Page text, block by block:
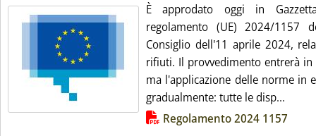
È approdato oggi in
regolamento (UE) 2024/1157
Consiglio dell'11 aprile 2024,
rifiuti. Il provvedimento entrerà
ma l'applicazione delle norme in
gradualmente: tutte le disp...
Lista allegati PDF alla notiziaRegolamento 2024 1157